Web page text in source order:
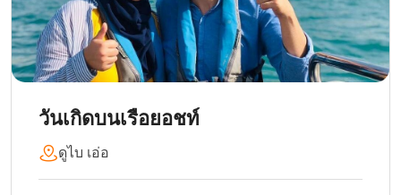
วันเกิดบนเรือยอชท์
ดูไบ เอ่อ